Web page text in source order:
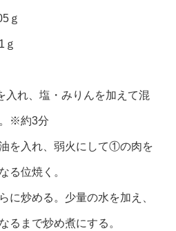
れ、塩・みりんを加えて混
※約3分
を入れ、弱火にして①の肉を
る位焼く。
に炒める。少量の水を加え、
るまで炒め煮にする。